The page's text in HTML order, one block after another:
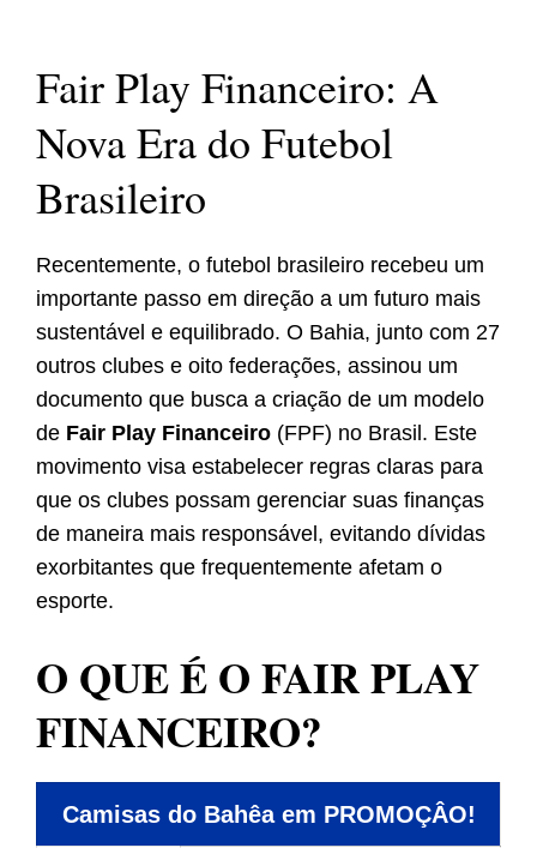
Fair Play Financeiro: A
Nova Era do Futebol
Brasileiro
Recentemente, o futebol brasileiro recebeu um
importante passo em direção a um futuro mais
sustentável e equilibrado. O Bahia, junto com 27
outros clubes e oito federações, assinou um
documento que busca a criação de um modelo
de Fair Play Financeiro (FPF) no Brasil. Este
movimento visa estabelecer regras claras para
que os clubes possam gerenciar suas finanças
de maneira mais responsável, evitando dívidas
exorbitantes que frequentemente afetam o
esporte.
O QUE É O FAIR PLAY
FINANCEIRO?
Camisas do Bahêa em PROMOÇÂO!